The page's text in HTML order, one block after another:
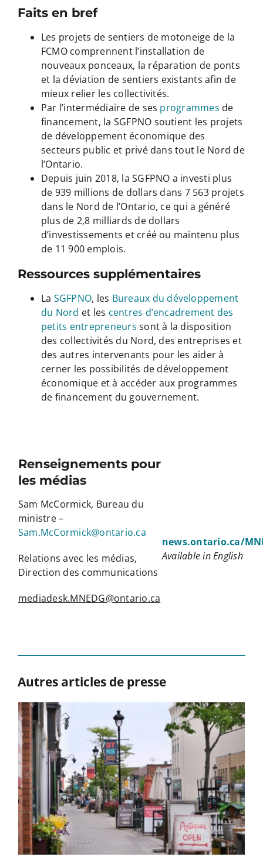
Faits en bref
Les projets de sentiers de motoneige de la
FCMO comprennent l’installation de
nouveaux ponceaux, la réparation de ponts
et la déviation de sentiers existants afin de
mieux relier les collectivités.
Par l’intermédiaire de ses programmes de
financement, la SGFPNO soutient les projets
de développement économique des
secteurs public et privé dans tout le Nord de
l’Ontario.
Depuis juin 2018, la SGFPNO a investi plus
de 939 millions de dollars dans 7 563 projets
dans le Nord de l’Ontario, ce qui a généré
plus de 2,8 milliards de dollars
d’investissements et créé ou maintenu plus
de 11 900 emplois.
Ressources supplémentaires
La SGFPNO, les Bureaux du développement
du Nord et les centres d’encadrement des
petits entrepreneurs sont à la disposition
des collectivités du Nord, des entreprises et
des autres intervenants pour les aider à
cerner les possibilités de développement
économique et à accéder aux programmes
de financement du gouvernement.
Renseignements pour
les médias
Sam McCormick, Bureau du
ministre –
Sam.McCormick@ontario.ca
Relations avec les médias,
Direction des communications
mediadesk.MNEDG@ontario.ca
news.ontario.ca/
Available in English
Autres articles de presse